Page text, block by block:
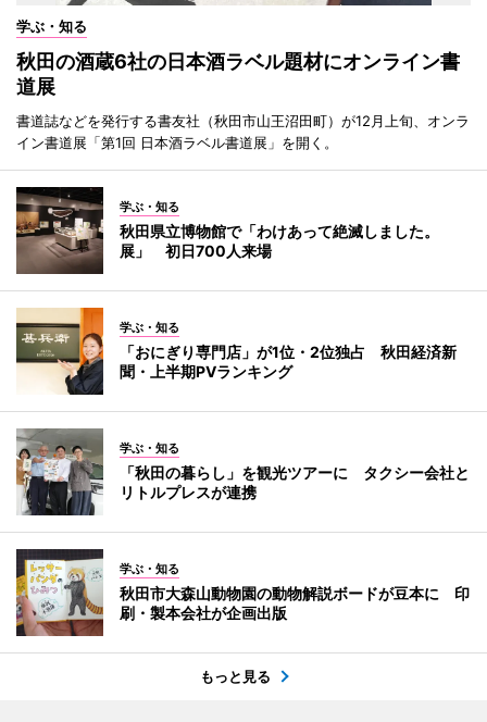
学ぶ・知る
秋田の酒蔵6社の日本酒ラベル題材にオンライン書
道展
書道誌などを発行する書友社（秋田市山王沼田町）が12月上旬、オンラ
イン書道展「第1回 日本酒ラベル書道展」を開く。
学ぶ・知る
秋田県立博物館で「わけあって絶滅しました。
展」 初日700人来場
学ぶ・知る
「おにぎり専門店」が1位・2位独占 秋田経済新
聞・上半期PVランキング
学ぶ・知る
「秋田の暮らし」を観光ツアーに タクシー会社と
リトルプレスが連携
学ぶ・知る
秋田市大森山動物園の動物解説ボードが豆本に 印
刷・製本会社が企画出版
もっと見る